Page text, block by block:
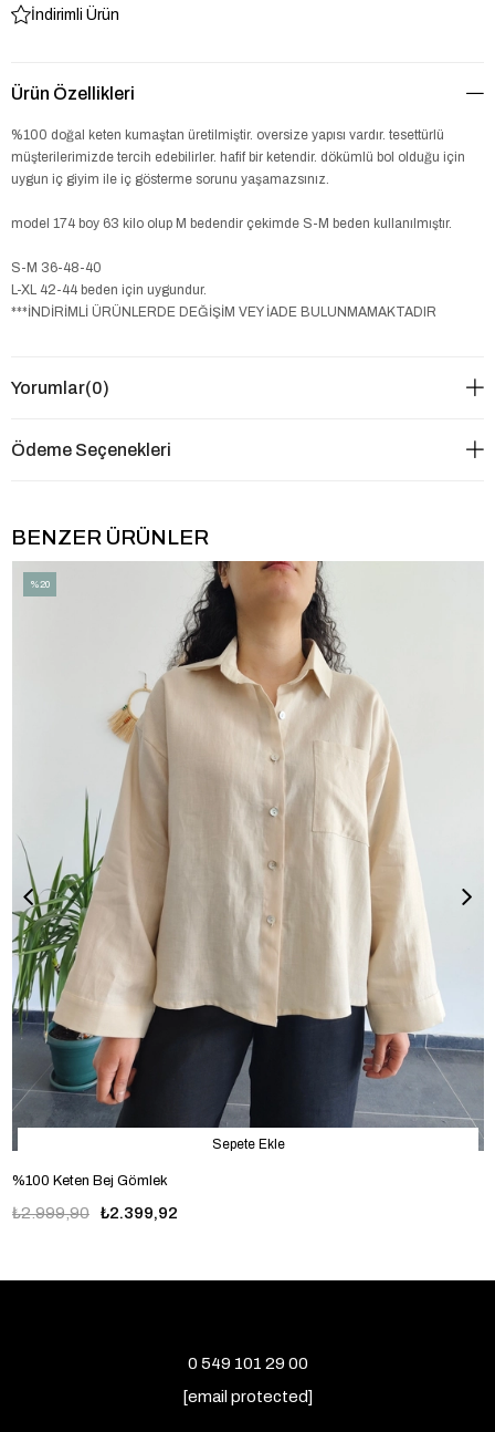
İndirimli Ürün
Ürün Özellikleri
%100 doğal keten kumaştan üretilmiştir. oversize yapısı vardır. tesettürlü
müşterilerimizde tercih edebilirler. hafif bir ketendir. dökümlü bol olduğu için
uygun iç giyim ile iç gösterme sorunu yaşamazsınız.
model 174 boy 63 kilo olup M bedendir çekimde S-M beden kullanılmıştır.
S-M 36-48-40
L-XL 42-44 beden için uygundur.
***İNDİRİMLİ ÜRÜNLERDE DEĞİŞİM VEY İADE BULUNMAMAKTADIR
Yorumlar(0)
Ödeme Seçenekleri
BENZER ÜRÜNLER
%100 Keten Bej Gömlek
₺2.399,92
₺2.999,90
Sepete Ekle
%20
0 549 101 29 00
[email protected]